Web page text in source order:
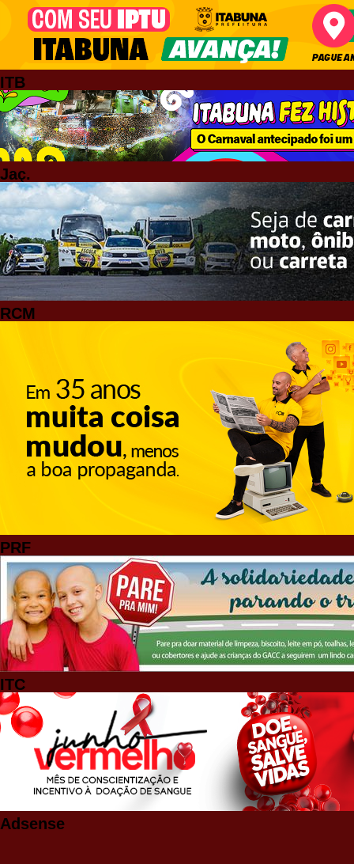
ITB
Jaç.
RCM
PRF
ITC
Adsense